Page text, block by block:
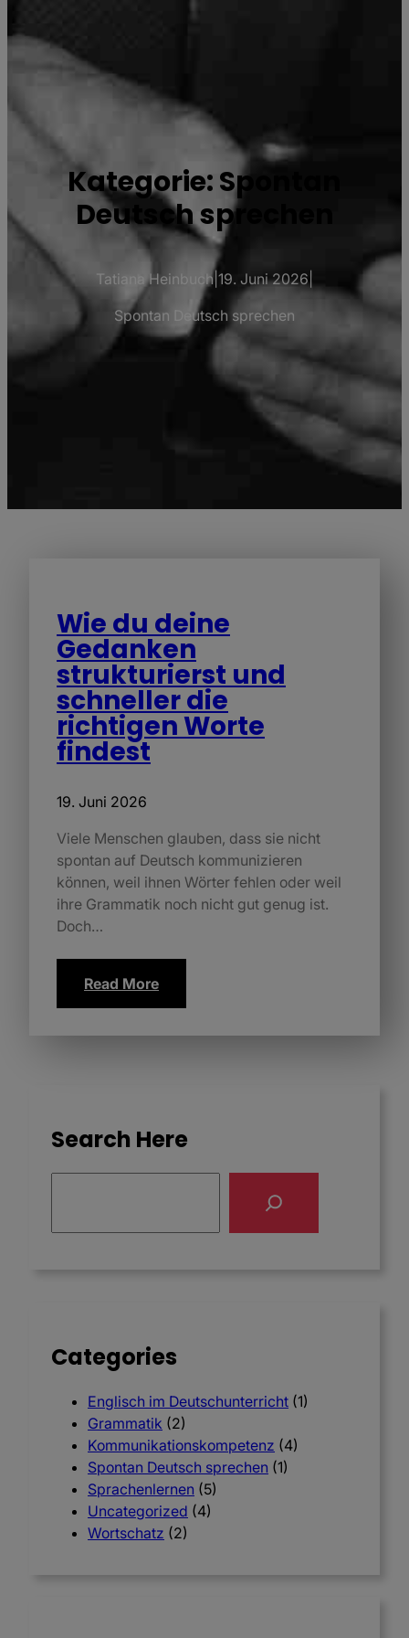
Kategorie:Spontan
Deutsch sprechen
Tatiana Heinbuch| 19. Juni 2026
Spontan Deutsch sprechen
Wie du deine
Gedanken
strukturierst und
schneller die
richtigen Worte
findest
19. Juni 2026
Viele Menschen glauben, dass sie nicht
spontan auf Deutsch kommunizieren
können, weil ihnen Wörter fehlen oder weil
ihre Grammatik noch nicht gut genug ist.
Doch…
Read More
Search Here
Categories
Englisch im Deutschunterricht (1)
Grammatik (2)
Kommunikationskompetenz (4)
Spontan Deutsch sprechen (1)
Sprachenlernen (5)
Uncategorized (4)
Wortschatz (2)